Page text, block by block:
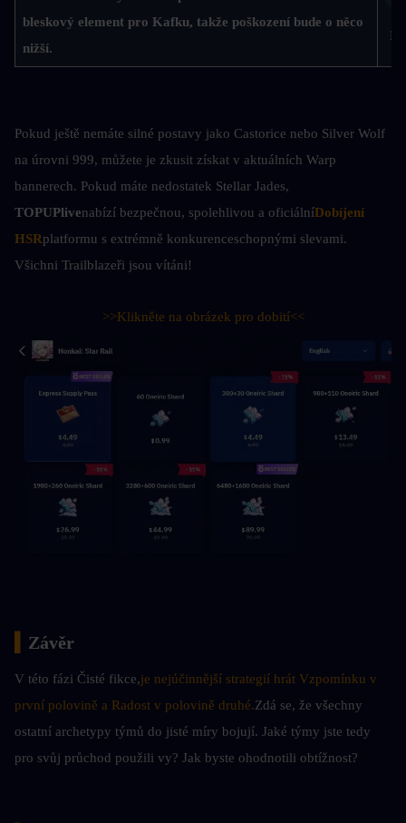
bleskový element pro Kafku, takže poškození bude o něco
nižší.
Pokud ještě nemáte silné postavy jako Castorice nebo Silver Wolf
na úrovni 999, můžete je zkusit získat v aktuálních Warp
TOPUPlivenabízí bezpečnou, spolehlivou a oficiálníDobíjení
HSRplatformu s extrémně konkurenceschopnými slevami.
Všichni Trailblazeři jsou vítáni!
>>Klikněte na obrázek pro dobití<<
Závěr
V této fázi Čisté fikce,je nejúčinnější strategií hrát Vzpomínku v
první polovině a Radost v polovině druhé.Zdá se, že všechny
ostatní archetypy týmů do jisté míry bojují. Jaké týmy jste tedy
pro svůj průchod použili vy? Jak byste ohodnotili obtížnost?